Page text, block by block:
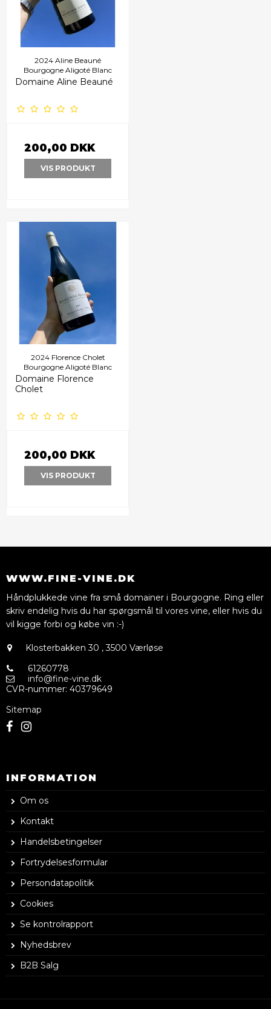
2024 Aline Beauné
Bourgogne Aligoté Blanc
Domaine Aline Beauné
200,00 DKK
VIS PRODUKT
2024 Florence Cholet
Bourgogne Aligoté Blanc
Domaine Florence
Cholet
200,00 DKK
VIS PRODUKT
WWW.FINE-VINE.DK
Håndplukkede vine fra små domainer i Bourgogne. Ring eller
skriv endelig hvis du har spørgsmål til vores vine, eller hvis du
vil kigge forbi og købe vin :-)
Klosterbakken 30 ,3500 Værløse
61260778
info@fine-vine.dk
CVR-nummer: 40379649
Sitemap
INFORMATION
Om os
Kontakt
Handelsbetingelser
Fortrydelsesformular
Persondatapolitik
Cookies
Se kontrolrapport
Nyhedsbrev
B2B Salg